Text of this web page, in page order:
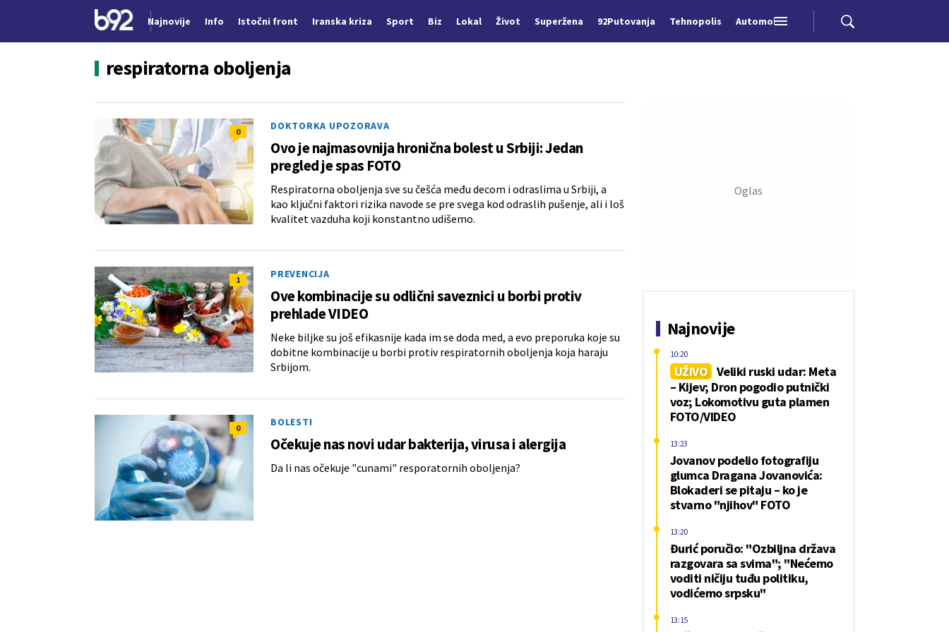
Najnovije Info Istočni front Iranska kriza Sport Biz Lokal Život Superžena 92Putovanja Tehnopolis Automobili
respiratorna oboljenja
0 DOKTORKA UPOZORAVA
Ovo je najmasovnija hronična bolest u Srbiji: Jedan
pregled je spas FOTO
Respiratorna oboljenja sve su češća među decom i odraslima u Srbiji, a
kao ključni faktori rizika navode se pre svega kod odraslih pušenje, ali i loš
kvalitet vazduha koji konstantno udišemo.
1 PREVENCIJA
Ove kombinacije su odlični saveznici u borbi protiv
prehlade VIDEO
Neke biljke su još efikasnije kada im se doda med, a evo preporuka koje su
dobitne kombinacije u borbi protiv respiratornih oboljenja koja haraju
Srbijom.
0 BOLESTI
Očekuje nas novi udar bakterija, virusa i alergija
Da li nas očekuje "cunami" resporatornih oboljenja?
Najnovije
UŽIVO Veliki ruski udar: Meta
– Kijev; Dron pogodio putnički
voz; Lokomotivu guta plamen
FOTO/VIDEO
10:20
Jovanov podelio fotografiju
glumca Dragana Jovanovića:
Blokaderi se pitaju – ko je
stvarno "njihov" FOTO
13:23
Đurić poručio: "Ozbiljna država
razgovara sa svima"; "Nećemo
voditi ničiju tuđu politiku,
vodićemo srpsku"
13:20
13:15